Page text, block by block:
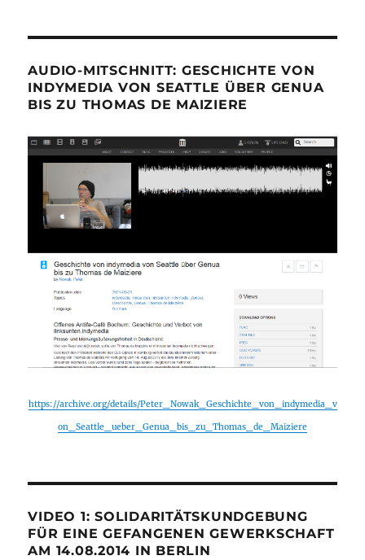
AUDIO-MITSCHNITT: GESCHICHTE VON
INDYMEDIA VON SEATTLE ÜBER GENUA
BIS ZU THOMAS DE MAIZIERE
https://archive.org/details/Peter_Nowak_Geschichte_von_indymedia_v
on_Seattle_ueber_Genua_bis_zu_Thomas_de_Maiziere
VIDEO 1: SOLIDARITÄTSKUNDGEBUNG
FÜR EINE GEFANGENEN GEWERKSCHAFT
AM 14.08.2014 IN BERLIN